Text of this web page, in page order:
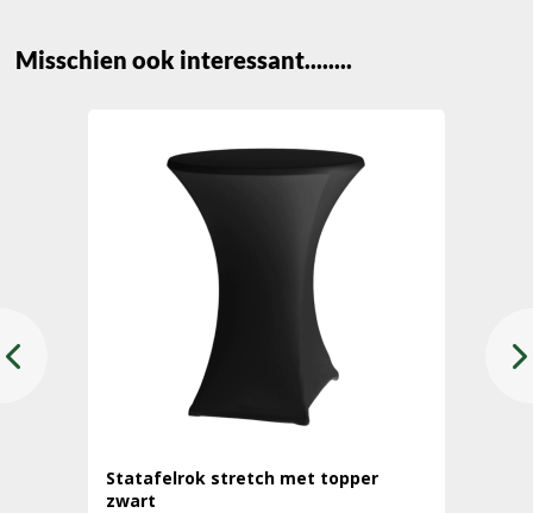
Misschien ook interessant........
Statafelrok stretch met topper
zwart